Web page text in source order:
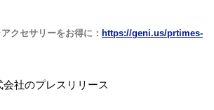
クセサリーをお得に： https://geni.us/prtimes-
社のプレスリリース